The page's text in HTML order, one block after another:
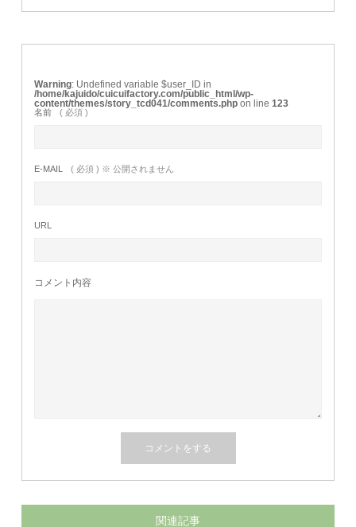
Warning : Undefined variable $user_ID in
/home/kajuido/cuicuifactory.com/public_html/wp-
content/themes/story_tcd041/comments.php on line123
名前 ( 必須 )
E-MAIL ( 必須 ) ※ 公開されません
URL
コメント内容
関連記事